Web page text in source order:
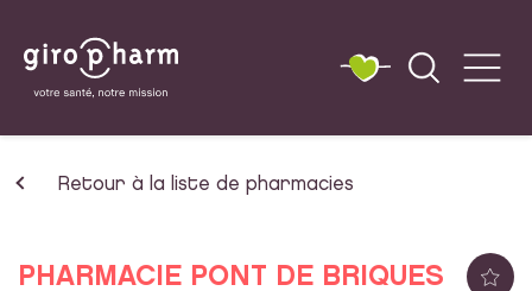
Retour à la liste de pharmacies
PHARMACIE PONT DE BRIQUES